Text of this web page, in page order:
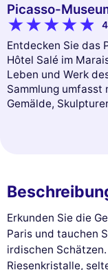
Picasso-
Entdecken Sie das
Hôtel Salé im
Leben und Werk
Sammlung umfasst
Gemälde,
Erkunden Sie die
Paris und tauchen
irdischen
Riesenkristalle,